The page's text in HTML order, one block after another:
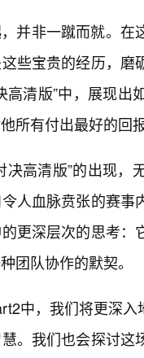
并非一蹴而就。在
些宝贵的经历，
高清版”中，展现
所有付出最好的回
决高清版”的出现
人血脉贲张的赛
更深层次的思考
团队协作的默契。
中，我们将更深
。我们也会探讨